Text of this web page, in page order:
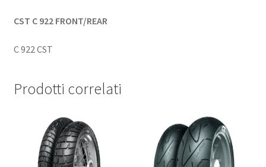
CST C 922 FRONT/REAR
C 922 CST
Prodotti correlati